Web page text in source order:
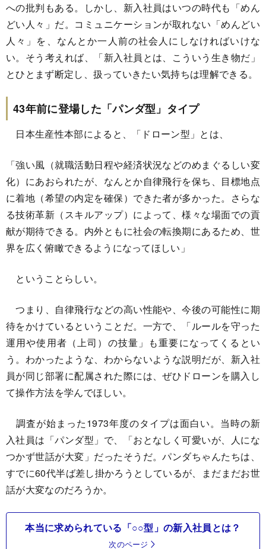
への批判もある。しかし、新入社員はいつの時代も「めん
どい人々」だ。コミュニケーションが取れない「めんどい
人々」を、なんとか一人前の社会人にしなければいけな
い。そう考えれば、「新入社員とは、こういう生き物だ」
とひとまず断定し、扱っていきたい気持ちは理解できる。
43年前に登場した「パンダ型」タイプ
日本生産性本部によると、「ドローン型」とは、
「強い風（就職活動日程や経済状況などのめまぐるしい変
化）にあおられたが、なんとか自律飛行を保ち、目標地点
に着地（希望の内定を確保）できた者が多かった。さらな
る技術革新（スキルアップ）によって、様々な場面での貢
献が期待できる。内外ともに社会の転換期にあるため、世
界を広く俯瞰できるようになってほしい」
ということらしい。
つまり、自律飛行などの高い性能や、今後の可能性に期
待をかけているということだ。一方で、「ルールを守った
運用や使用者（上司）の技量」も重要になってくるとい
う。わかったような、わからないような説明だが、新入社
員が同じ部署に配属された際には、ぜひドローンを購入し
て操作方法を学んでほしい。
調査が始まった1973年度のタイプは面白い。当時の新
入社員は「パンダ型」で、「おとなしく可愛いが、人にな
つかず世話が大変」だったそうだ。パンダちゃんたちは、
すでに60代半ば差し掛かろうとしているが、まだまだお世
話が大変なのだろうか。
本当に求められている「○○型」の新入社員とは？
次のページ